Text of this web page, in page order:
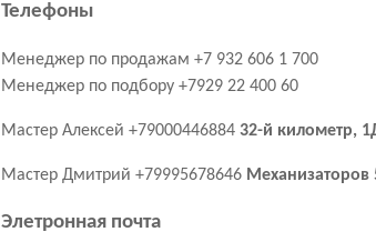
Телефоны
Менеджер по продажам +7 932 606 1 700
Менеджер по подбору +7929 22 400 60
Мастер Алексей +7900044688432-й километр,
Мастер Дмитрий +79995678646 Механизаторов
Элетронная почта